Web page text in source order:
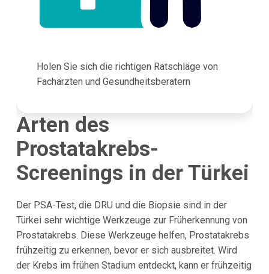
Holen Sie sich die richtigen Ratschläge von
Fachärzten und Gesundheitsberatern
Arten des
Prostatakrebs-
Screenings in der Türkei
Der PSA-Test, die DRU und die Biopsie sind in der
Türkei sehr wichtige Werkzeuge zur Früherkennung von
Prostatakrebs. Diese Werkzeuge helfen, Prostatakrebs
frühzeitig zu erkennen, bevor er sich ausbreitet. Wird
der Krebs im frühen Stadium entdeckt, kann er frühzeitig